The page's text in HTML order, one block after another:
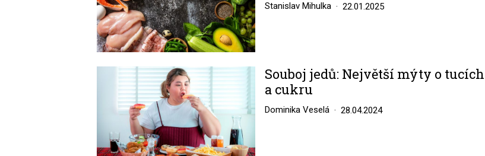
Stanislav Mihulka 22.01.2025
Image
Souboj jedů: Největší mýty o tucích
a cukru
Dominika Veselá 28.04.2024